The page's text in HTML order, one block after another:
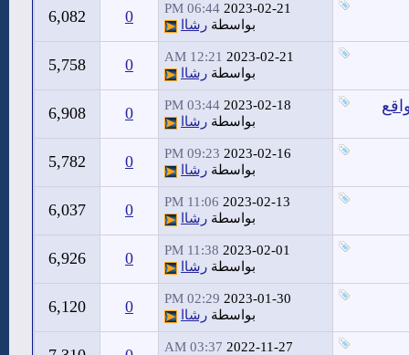
2023-02-21
06:44 PM
بواسطة رشاا 0
6,082
2023-02-21
12:21 AM
بواسطة رشاا 0
5,758
2023-02-18
03:44 PM
بواسطة رشاا 0
6,908
2023-02-16
09:23 PM
بواسطة رشاا 0
5,782
2023-02-13
11:06 PM
بواسطة رشاا 0
6,037
2023-02-01
11:38 PM
بواسطة رشاا 0
6,926
2023-01-30
02:29 PM
بواسطة رشاا 0
6,120
2022-11-27
03:37 AM